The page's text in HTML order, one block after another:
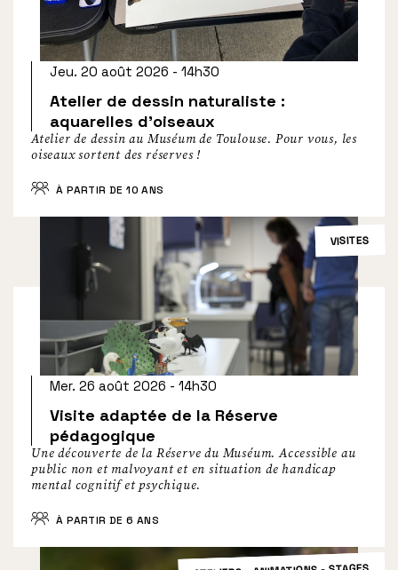
Atelier de dessin naturaliste :
aquarelles d’oiseaux
Jeu. 20 août 2026 - 14h30
Atelier de dessin au Muséum de Toulouse. Pour vous, les
oiseaux sortent des réserves !
À PARTIR DE 10 ANS
Visite adaptée de la Réserve
pédagogique
Mer. 26 août 2026 - 14h30
Une découverte de la Réserve du Muséum. Accessible au
public non et malvoyant et en situation de handicap
mental cognitif et psychique.
À PARTIR DE 6 ANS
VISITES